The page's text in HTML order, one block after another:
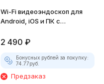
Wi-Fi видеоэндоскоп для
Android, iOS и ПК с
2 490 ₽
Бонусных рублей за покупку:
74.77руб.
Предзаказ